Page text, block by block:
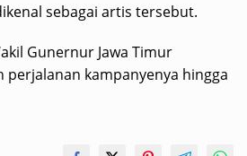
sebagai artis tersebut.
Gunernur Jawa Timur
kampanyenya hingga